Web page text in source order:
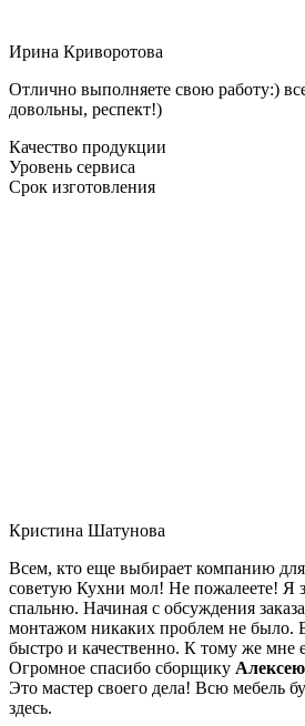
Ирина Криворотова
Отлично выполняете свою работу:)
довольны, респект!)
Качество продукции
Уровень сервиса
Срок изготовления
Кристина Шатунова
Всем, кто еще выбирает компанию
советую Кухни мол! Не пожалеете! Я
спальню. Начиная с обсуждения
монтажом никаких проблем не было.
быстро и качественно. К тому же мне
Огромное спасибо сборщику Алексею
Это мастер своего дела! Всю мебель
здесь.